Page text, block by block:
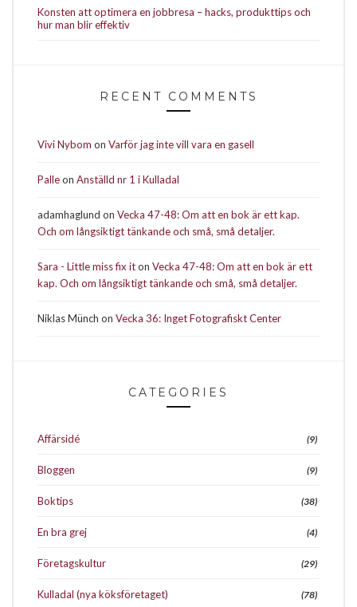
Konsten att optimera en jobbresa – hacks, produkttips och
hur man blir effektiv
RECENT COMMENTS
Vivi Nybom on Varför jag inte vill vara en gasell
Palleon Anställd nr 1 i Kulladal
adamhaglund on Vecka 47-48: Om att en bok är ett kap.
Och om långsiktigt tänkande och små, små detaljer.
Sara - Little miss fix iton Vecka 47-48: Om att en bok är ett
kap. Och om långsiktigt tänkande och små, små detaljer.
Niklas Münch on Vecka 36: Inget Fotografiskt Center
CATEGORIES
Affärsidé (9)
Bloggen (9)
Boktips (38)
En bra grej (4)
Företagskultur (29)
Kulladal (nya köksföretaget) (78)